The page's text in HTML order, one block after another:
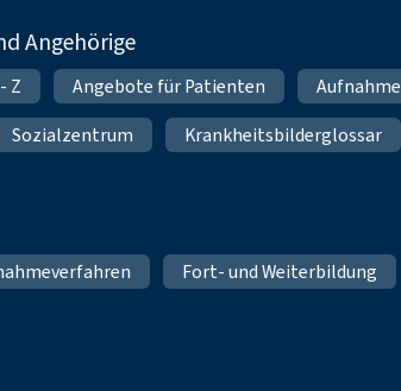
Angehörige
Z Angebote für Patienten Aufnahme
Sozialzentrum Krankheitsbilderglossar
Fort- und Weiterbildung